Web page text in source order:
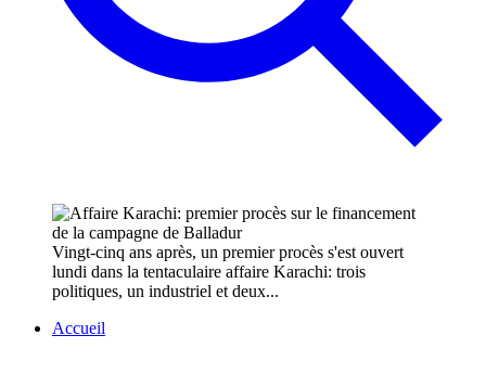
Vingt-cinq ans après, un premier procès s'est ouvert
lundi dans la tentaculaire affaire Karachi: trois
politiques, un industriel et deux...
Accueil